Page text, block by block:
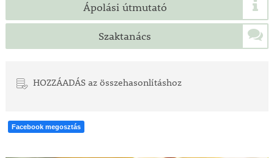
Ápolási útmutató
Szaktanács
HOZZÁADÁS az összehasonlításhoz
Facebook megosztás